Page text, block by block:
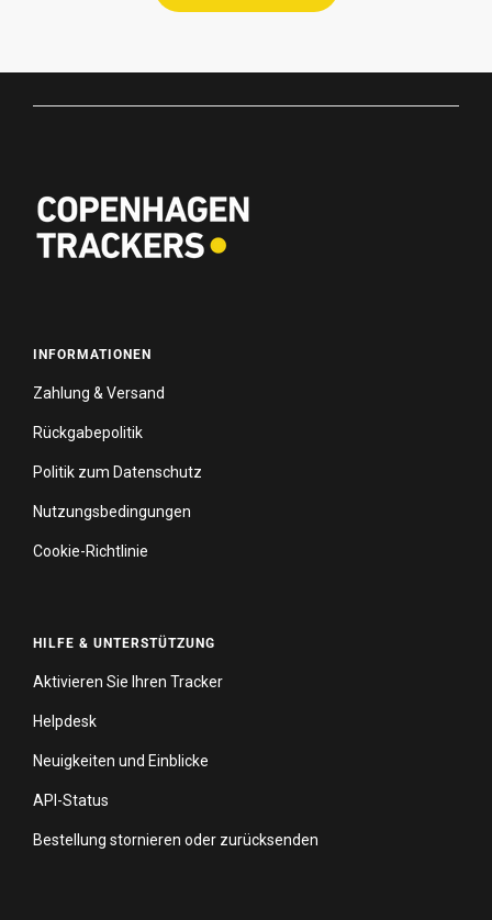
INFORMATIONEN
Zahlung & Versand
Rückgabepolitik
Politik zum Datenschutz
Nutzungsbedingungen
Cookie-Richtlinie
HILFE & UNTERSTÜTZUNG
Aktivieren Sie Ihren Tracker
Helpdesk
Neuigkeiten und Einblicke
API-Status
Bestellung stornieren oder zurücksenden